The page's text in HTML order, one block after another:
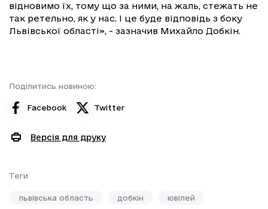
відновимо їх, тому що за ними, на жаль, стежать не
так ретельно, як у нас. І це буде відповідь з боку
Львівської області», - зазначив Михайло Добкін.
Поділитись новиною:
Facebook Twitter
Версія для друку
Теги
львівська область добкін ювілей